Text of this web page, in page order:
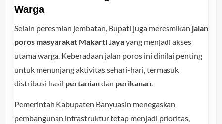
Warga
Selain peresmian jembatan, Bupati juga meresmikan jalan
poros masyarakat Makarti Jayayang menjadi akses
utama warga. Keberadaan jalan poros ini dinilai penting
untuk menunjang aktivitas sehari-hari, termasuk
distribusi hasil pertaniandan perikanan.
Pemerintah Kabupaten Banyuasin menegaskan
pembangunan infrastruktur tetap menjadi prioritas,